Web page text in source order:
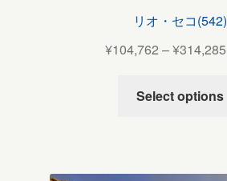
リオ・セコ(542)
¥104,762 –¥314,285
Select options